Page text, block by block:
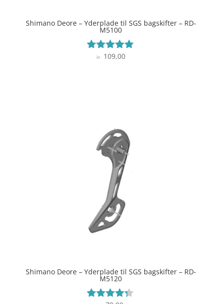
Shimano Deore – Yderplade til SGS bagskifter – RD-
M5100
Vurderet
kr.109,00
Shimano Deore – Yderplade til SGS bagskifter – RD-
M5120